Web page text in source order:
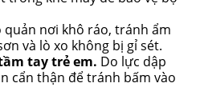
quản nơi khô ráo, tránh ẩm
và lò xo không bị gỉ sét.
tay trẻ em. Do lực dập
cẩn thận để tránh bấm vào